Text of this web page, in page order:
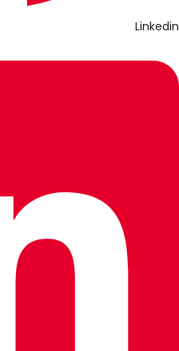
Linkedin